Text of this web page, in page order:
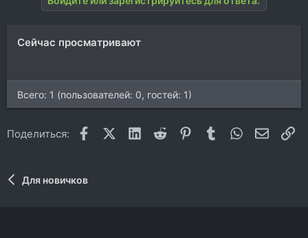
Сейчас просматривают
Всего: 1 (пользователей: 0, гостей: 1)
Поделиться: FacebookX (Twitter)
LinkedIn
Reddit Pinterest
Tumblr WhatsApp
Для новичков